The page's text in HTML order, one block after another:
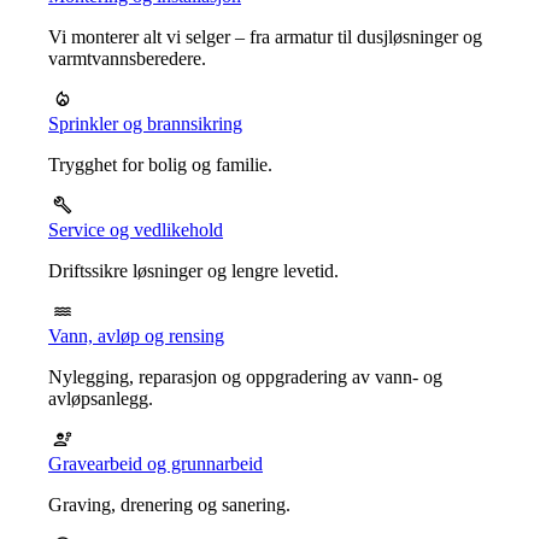
Vi monterer alt vi selger – fra armatur til dusjløsninger og
varmtvannsberedere.
Sprinkler og brannsikring
Trygghet for bolig og familie.
Service og vedlikehold
Driftssikre løsninger og lengre levetid.
Vann, avløp og rensing
Nylegging, reparasjon og oppgradering av vann- og
avløpsanlegg.
Gravearbeid og grunnarbeid
Graving, drenering og sanering.